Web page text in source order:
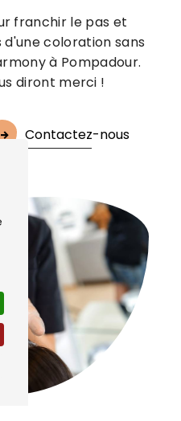
franchir le pas et
coloration sans
à Pompadour.
diront merci !
Contactez-nous